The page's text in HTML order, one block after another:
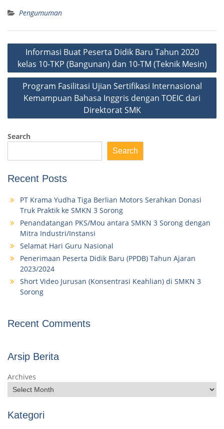
Pengumuman
Post
navigation
Informasi Buat Peserta Didik Baru Tahun 2020
kelas 10-TKP (Bangunan) dan 10-TM (Teknik Mesin)
Program Fasilitasi Ujian Sertifikasi Internasional
Kemampuan Bahasa Inggris dengan TOEIC dari
Direktorat SMK
Search
Search
Recent Posts
PT Krama Yudha Tiga Berlian Motors Serahkan Donasi
Truk Praktik ke SMKN 3 Sorong
Penandatangan PKS/Mou antara SMKN 3 Sorong dengan
Mitra Industri/Instansi
Selamat Hari Guru Nasional
Penerimaan Peserta Didik Baru (PPDB) Tahun Ajaran
2023/2024
Short Video Jurusan (Konsentrasi Keahlian) di SMKN 3
Sorong
Recent Comments
Arsip Berita
Archives
Kategori